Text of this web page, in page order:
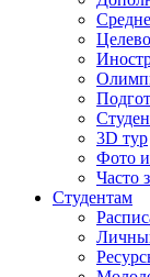
3D тур
Фото
Часто
Студентам